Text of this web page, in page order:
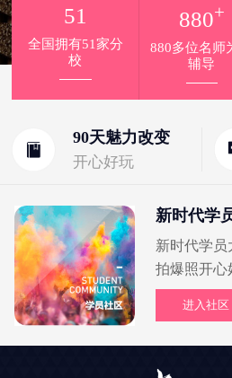
90天魅力改变
开心好玩
51
全国拥有51家分
校
880+
880多位名师
辅导
新时代学
新时代学员
拍爆照开心
进入社区